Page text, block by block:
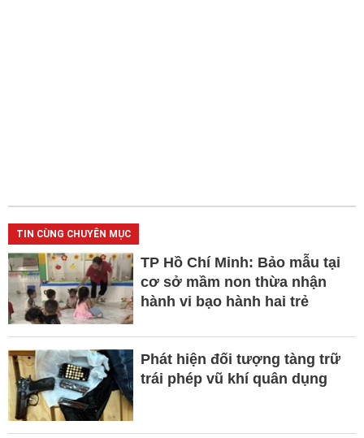
TIN CÙNG CHUYÊN MỤC
TP Hồ Chí Minh: Bảo mẫu tại
cơ sở mầm non thừa nhận
hành vi bạo hành hai trẻ
Phát hiện đối tượng tàng trữ
trái phép vũ khí quân dụng